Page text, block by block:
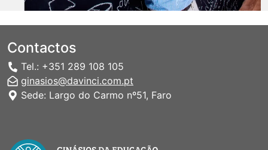
Contactos
Tel.: +351 289 108 105
ginasios@davinci.com.pt
Sede: Largo do Carmo nº51, Faro